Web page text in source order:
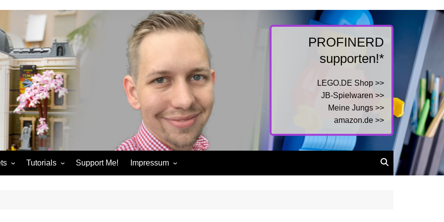
PROFINERD
supporten!*
LEGO.DE Shop >>
JB-Spielwaren >>
Meine Jungs >>
amazon.de >>
Tutorials Support Me! Impressum